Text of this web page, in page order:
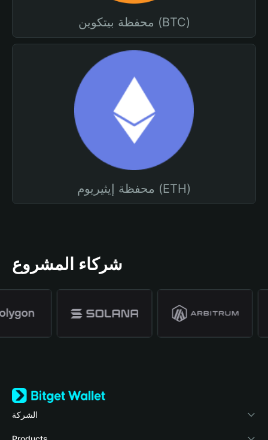
محفظة بيتكوين (BTC)
محفظة إيثيريوم (ETH)
شركاء المشروع
الشركة